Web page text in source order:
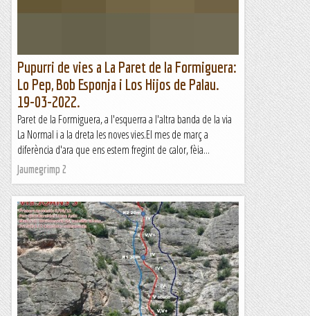
Pupurri de vies a La Paret de la Formiguera:
Lo Pep, Bob Esponja i Los Hijos de Palau.
19-03-2022.
Paret de la Formiguera, a l'esquerra a l'altra banda de la via
La Normal i a la dreta les noves vies.El mes de març a
diferència d'ara que ens estem fregint de calor, fèia...
Jaumegrimp 2